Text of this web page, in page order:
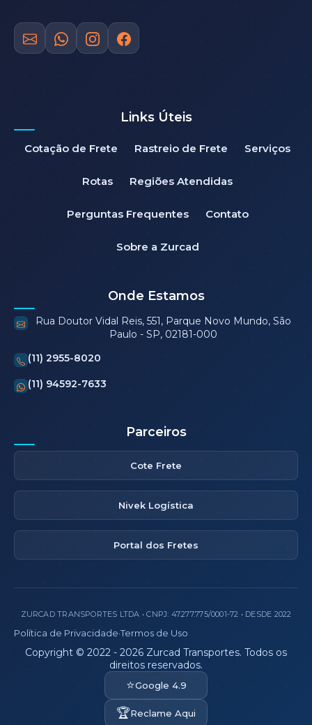
Links Úteis
Cotação de Frete Rastreio de Frete Serviços
Rotas Regiões Atendidas
Perguntas Frequentes Contato
Sobre a Zurcad
Onde Estamos
Rua Doutor Vidal Reis, 551, Parque Novo Mundo, São
Paulo - SP, 02181-000
(11) 2955-8020
(11) 94592-7633
Parceiros
Cote Frete
Nivek Logística
Portal dos Fretes
ZURCAD TRANSPORTES LTDA • CNPJ: 47.277.775/0001-72 • DESDE 2022
Política de Privacidade·Termos de Uso
Copyright © 2022 - 2026 Zurcad Transportes. Todos os
direitos reservados.
⭐Google 4.9
🏆Reclame Aqui